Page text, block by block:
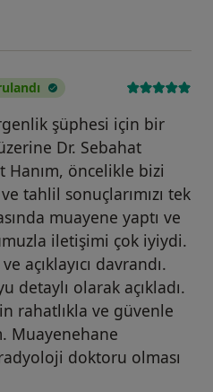
şüphesi için bir
Dr. Sebahat
Hanım, öncelikle bizi
tahlil sonuçlarımızı tek
muayene yaptı ve
iletişimi çok iyiydi.
açıklayıcı davrandı.
detaylı olarak açıkladı.
rahatlıkla ve güvenle
Muayenehane
doktoru olması